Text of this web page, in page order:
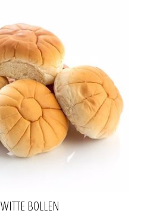
WITTE BOLLEN